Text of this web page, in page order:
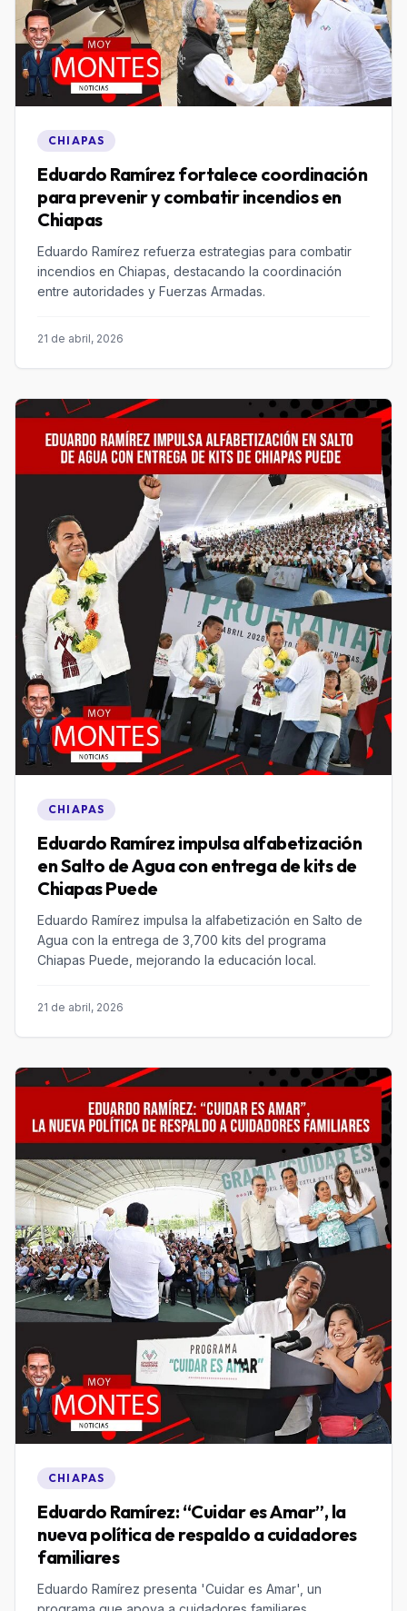
CHIAPAS
Eduardo Ramírez fortalece coordinación
para prevenir y combatir incendios en
Chiapas
Eduardo Ramírez refuerza estrategias para combatir
incendios en Chiapas, destacando la coordinación
entre autoridades y Fuerzas Armadas.
21 de abril, 2026
CHIAPAS
Eduardo Ramírez impulsa alfabetización
en Salto de Agua con entrega de kits de
Chiapas Puede
Eduardo Ramírez impulsa la alfabetización en Salto de
Agua con la entrega de 3,700 kits del programa
Chiapas Puede, mejorando la educación local.
21 de abril, 2026
CHIAPAS
Eduardo Ramírez: “Cuidar es Amar”, la
nueva política de respaldo a cuidadores
Eduardo Ramírez presenta 'Cuidar es Amar', un